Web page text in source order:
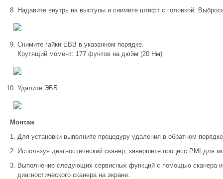
Надавите внутрь на выступы и снимите штифт с головкой.
Снимите гайки EBB в указанном порядке.
Крутящий момент: 177 фунтов на дюйм (20 Нм)
Удалите ЭББ.
Монтаж
Для установки выполните процедуру удаления в обратном
Используя диагностический сканер, завершите процесс PMI для
Выполнение следующих сервисных функций с помощью сканера
диагностического сканера на экране.